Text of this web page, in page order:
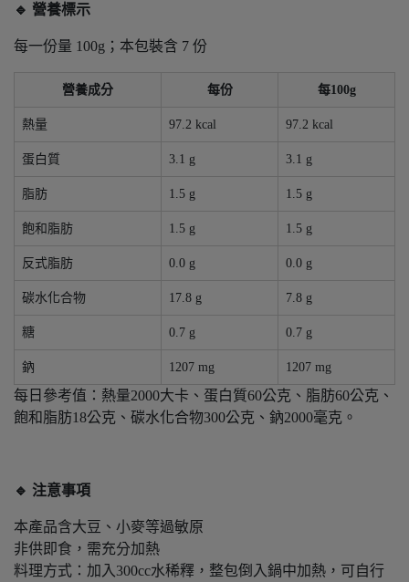
🔹 營養標示
每一份量 100g；本包裝含 7 份
營養成分 每份 每100g
熱量 97.2 kcal 97.2 kcal
蛋白質 3.1 g 3.1 g
脂肪 1.5 g 1.5 g
飽和脂肪 1.5 g 1.5 g
反式脂肪 0.0 g 0.0 g
碳水化合物 17.8 g 7.8 g
糖 0.7 g 0.7 g
鈉 1207 mg 1207 mg
每日參考值：熱量2000大卡、蛋白質60公克、脂肪60公克、
飽和脂肪18公克、碳水化合物300公克、鈉2000毫克。
🔹 注意事項
本產品含大豆、小麥等過敏原
非供即食，需充分加熱
料理方式：加入300cc水稀釋，整包倒入鍋中加熱，可自行